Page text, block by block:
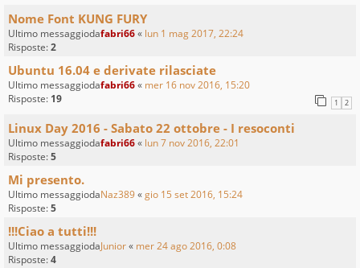
Nome Font KUNG FURY
Ultimo messaggiodafabri66« lun 1 mag 2017, 22:24
Risposte:2
Ubuntu 16.04 e derivate rilasciate
Ultimo messaggiodafabri66« mer 16 nov 2016, 15:20
Risposte: 19 1 2
Linux Day 2016 - Sabato 22 ottobre - I resoconti
Ultimo messaggiodafabri66« lun 7 nov 2016, 22:01
Risposte:5
Mi presento.
Ultimo messaggiodaNaz389«gio 15 set 2016, 15:24
Risposte:5
!!!Ciao a tutti!!!
Ultimo messaggiodaJunior« mer 24 ago 2016, 0:08
Risposte:4